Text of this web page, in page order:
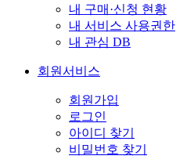
내 구매·신청 현황
내 서비스 사용권한
내 관심 DB
회원서비스
회원가입
로그인
아이디 찾기
비밀번호 찾기